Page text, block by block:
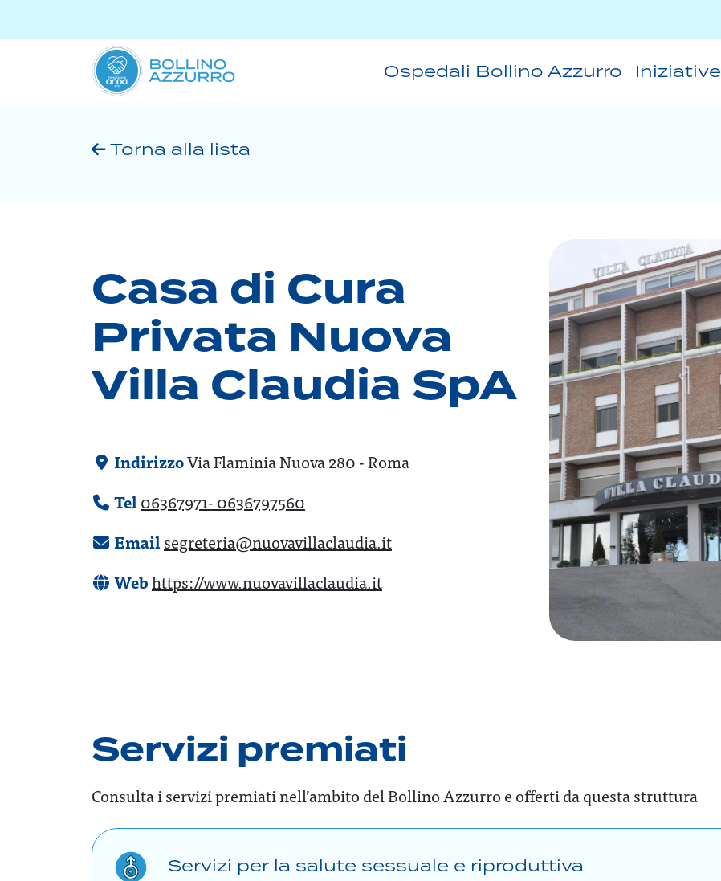
Ospedali Bollino Azzurro Iniziative
Torna alla lista
Casa di Cura
Privata Nuova
Villa Claudia SpA
IndirizzoVia Flaminia Nuova 280 - Roma
Tel06367971- 0636797560
Emailsegreteria@nuovavillaclaudia.it
Web https://www.nuovavillaclaudia.it
Servizi premiati
Consulta i servizi premiati nell’ambito del Bollino Azzurro e offerti da questa struttura
Servizi per la salute sessuale e riproduttiva